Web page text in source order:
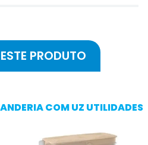
COM UZ UTILIDADES